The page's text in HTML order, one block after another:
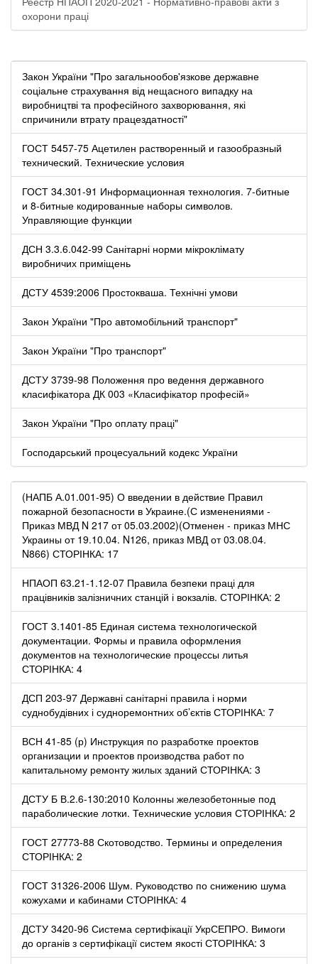
охорони праці
Закон України "Про загальнообов'язкове державне
соціальне страхування від нещасного випадку на
виробництві та професійного захворювання, які
спричинили втрату працездатності"
ГОСТ 5457-75 Ацетилен растворенный и газообразный
технический. Технические условия
ГОСТ 34.301-91 Информационная технология. 7-битные
и 8-битные кодированные наборы символов.
Управляющие функции
ДСН 3.3.6.042-99 Санітарні норми мікроклімату
виробничих приміщень
ДСТУ 4539:2006 Простокваша. Технічні умови
Закон України "Про автомобільний транспорт"
Закон України "Про транспорт"
ДСТУ 3739-98 Положення про ведення державного
класифікатора ДК 003 «Класифікатор професій»
Закон України "Про оплату праці"
Господарський процесуальний кодекс України
(НАПБ А.01.001-95) О введении в действие Правил
пожарной безопасности в Украине.(С изменениями -
Приказ МВД N 217 от 05.03.2002)(Отменен - приказ МНС
Украины от 19.10.04. N126, приказ МВД от 03.08.04.
N866) СТОРІНКА: 17
НПАОП 63.21-1.12-07 Правила безпеки праці для
працівників залізничних станцій і вокзалів. СТОРІНКА: 2
ГОСТ 3.1401-85 Единая система технологической
документации. Формы и правила оформления
документов на технологические процессы литья
СТОРІНКА: 4
ДСП 203-97 Державні санітарні правила і норми
суднобудівних і судноремонтних об’єктів СТОРІНКА: 7
ВСН 41-85 (р) Инструкция по разработке проектов
организации и проектов производства работ по
капитальному ремонту жилых зданий СТОРІНКА: 3
ДСТУ Б В.2.6-130:2010 Колонны железобетонные под
параболические лотки. Технические условия СТОРІНКА: 2
ГОСТ 27773-88 Скотоводство. Термины и определения
СТОРІНКА: 2
ГОСТ 31326-2006 Шум. Руководство по снижению шума
кожухами и кабинами СТОРІНКА: 4
ДСТУ 3420-96 Система сертифікації УкрСЕПРО. Вимоги
до органів з сертифікації систем якості СТОРІНКА: 3